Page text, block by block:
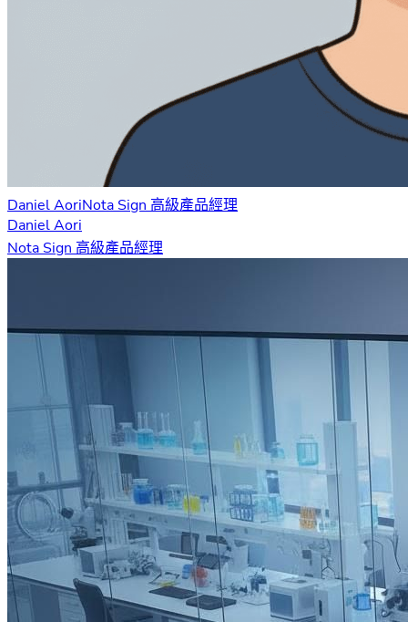
Daniel AoriNota Sign 高級產品經理
Daniel Aori
Nota Sign 高級產品經理